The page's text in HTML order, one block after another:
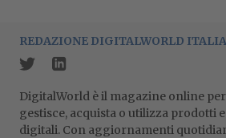
REDAZIONE DIGITALWORLD ITALIA
DigitalWorld è il magazine online
gestisce, acquista o utilizza prodotti
digitali. Con aggiornamenti